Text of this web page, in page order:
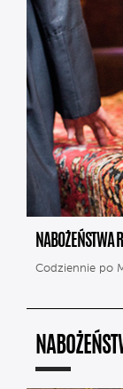
NABOŻEŃSTWA
Codziennie po